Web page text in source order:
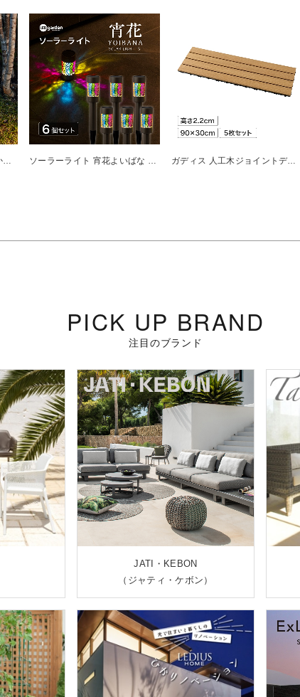
ひかりノベーション 地のひかり 基本セット ソーラーライト 宵花よいばな S 6個セット ガディス 人工木ジョイントデッキ 90 ナチュラル 5枚組
PICK UP BRAND
注目のブランド
JATI・KEBON
（ジャティ・ケボン）